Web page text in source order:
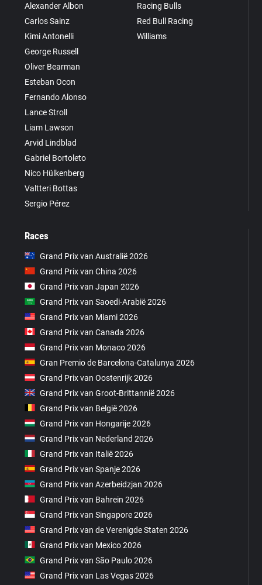
Alexander Albon
Carlos Sainz
Kimi Antonelli
George Russell
Oliver Bearman
Esteban Ocon
Fernando Alonso
Lance Stroll
Liam Lawson
Arvid Lindblad
Gabriel Bortoleto
Nico Hülkenberg
Valtteri Bottas
Sergio Pérez
Racing Bulls
Red Bull Racing
Williams
Races
Grand Prix van Australië 2026
Grand Prix van China 2026
Grand Prix van Japan 2026
Grand Prix van Saoedi-Arabië 2026
Grand Prix van Miami 2026
Grand Prix van Canada 2026
Grand Prix van Monaco 2026
Gran Premio de Barcelona-Catalunya 2026
Grand Prix van Oostenrijk 2026
Grand Prix van Groot-Brittannië 2026
Grand Prix van België 2026
Grand Prix van Hongarije 2026
Grand Prix van Nederland 2026
Grand Prix van Italië 2026
Grand Prix van Spanje 2026
Grand Prix van Azerbeidzjan 2026
Grand Prix van Bahrein 2026
Grand Prix van Singapore 2026
Grand Prix van de Verenigde Staten 2026
Grand Prix van Mexico 2026
Grand Prix van São Paulo 2026
Grand Prix van Las Vegas 2026